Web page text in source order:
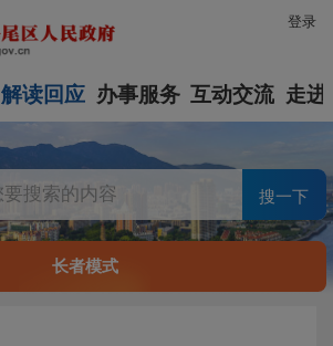
登录
解读回应 办事服务 互动交流 走进
搜一下
长者模式